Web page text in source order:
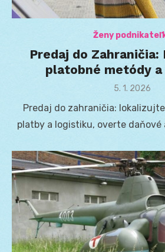
Ženy
Predaj do Zahraničia:
platobné metódy
Posted
5. 1. 2026
Predaj do zahraničia:
platby a logistiku, overte daňové